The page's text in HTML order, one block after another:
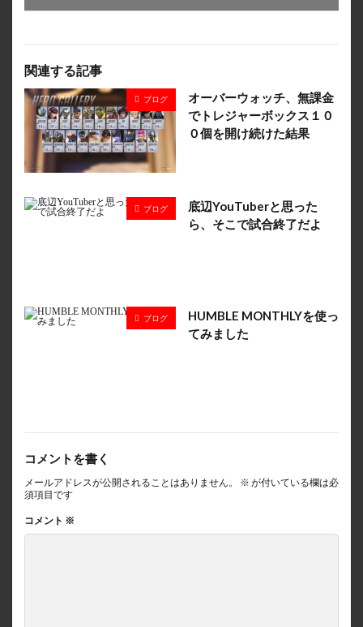
関連する記事
ブログ
オーバーウォッチ、無課金
でトレジャーボックス１０
０個を開け続けた結果
ブログ
底辺YouTuberと思った
ら、そこで試合終了だよ
ブログ
HUMBLE MONTHLYを使っ
てみました
コメントを書く
メールアドレスが公開されることはありません。 ※ が付いている欄は必
須項目です
コメント ※